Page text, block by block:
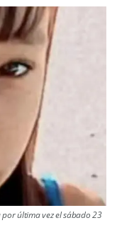
por última vez el sábado 23